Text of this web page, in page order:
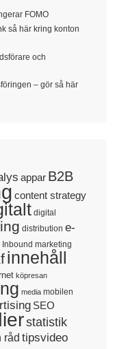
FOMO
så här kring konton
och
– gör så här
appar B2B
content strategy
digital
distribution e-
Inbound marketing
innehåll
köpresan
media mobilen
SEO
statistik
råd tipsvideo